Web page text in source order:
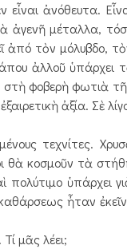
ἀνόθευτα.
ἀγενῆ μέταλλα,
ἀπό τὸν μόλυβδο,
ἀλλοῦ ὑπάρχει
στὴ φοβερὴ φωτιὰ
ἀξία. Σὲ
τεχνίτες.
θὰ κοσμοῦν τὰ
πολύτιμο ὑπάρχει
ἦταν
μᾶς λέει;